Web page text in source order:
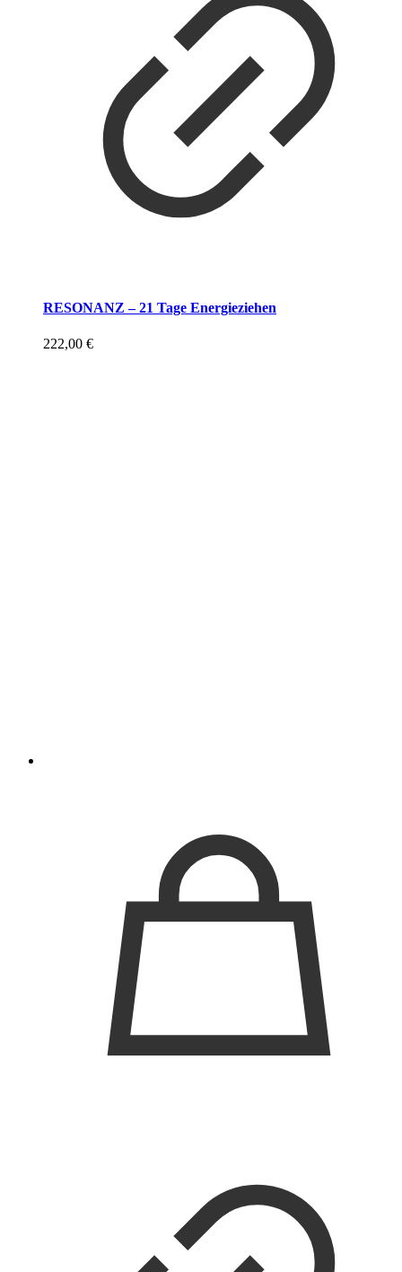
RESONANZ – 21 Tage Energieziehen
222,00 €